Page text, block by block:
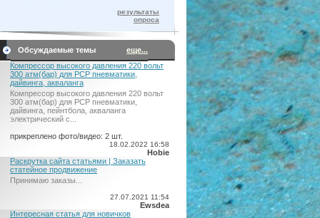
результаты
опроса
Обсуждаемые темы
еще...
Компрессор высокого давления 220 вольт
300 атм(бар) для PCP пневматики,
дайвинга, акваланга
Компрессор высокого давления 220 вольт
300 атм(бар) для PCP пневматики,
дайвинга, пейнтбола, акваланга
электрический c...
прикреплено фото/видео: 2 шт.
18.02.2022 16:58
Hobie
Раскрутка сайта статьями | Заказать
статейное продвижение
Принимаю заказы...
27.07.2021 11:54
Ewsdea
Интересная статья для новичков